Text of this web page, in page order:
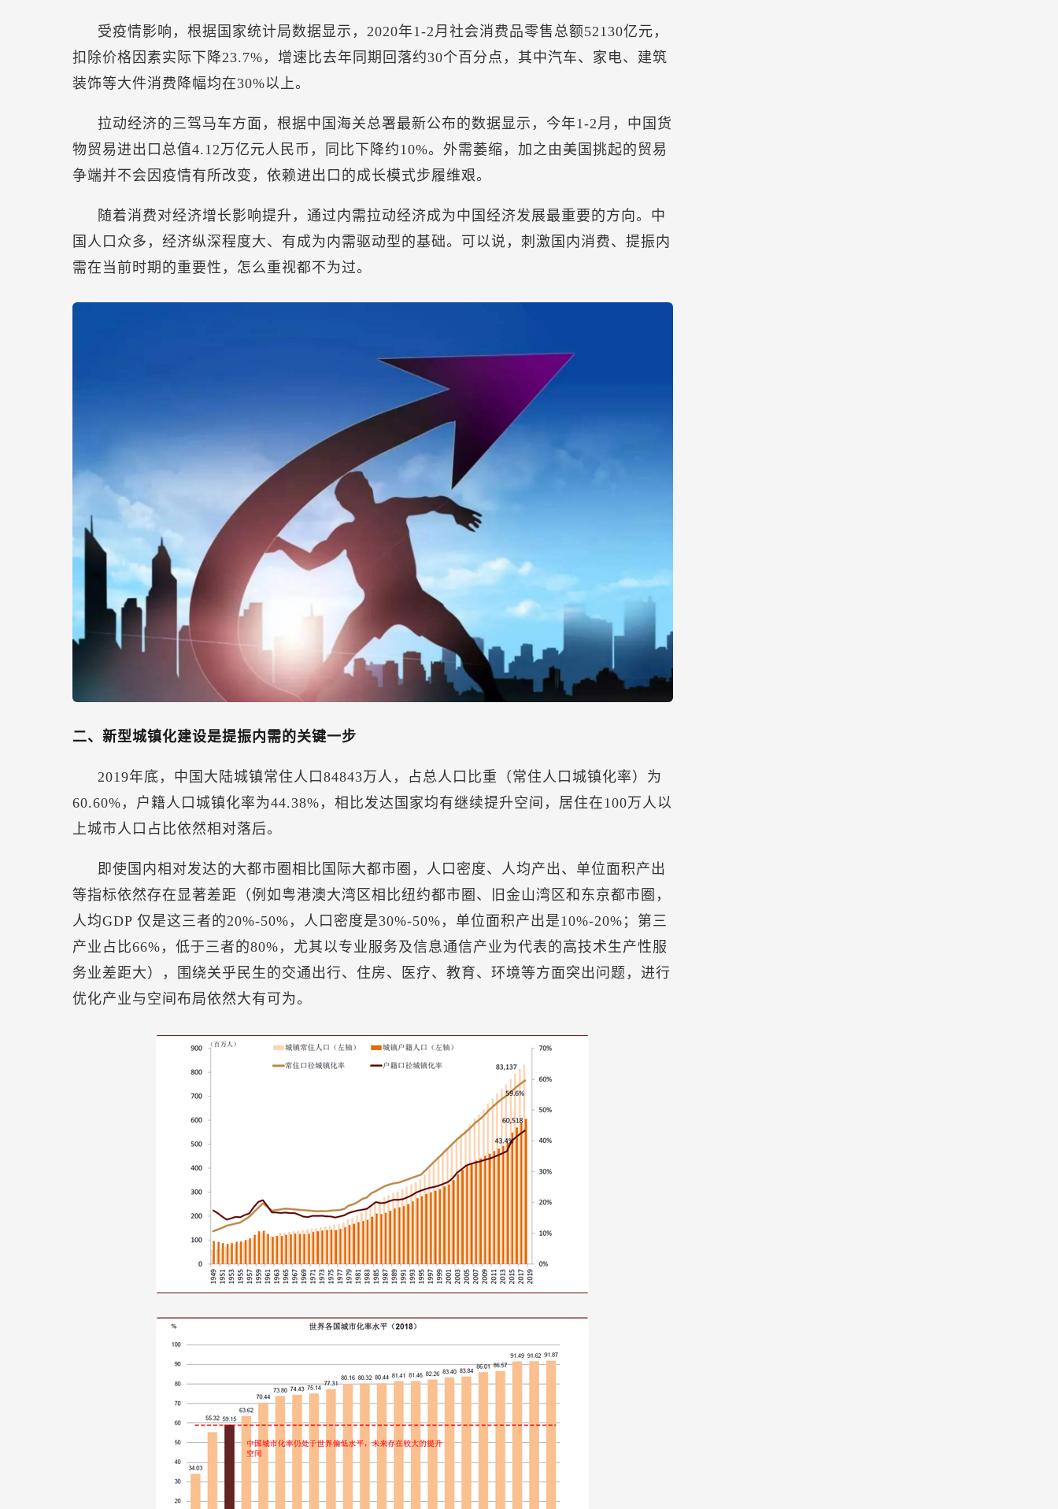
受疫情影响，根据国家统计局数据显示，2020年1-2月社会消费品零售总额52130亿元，
扣除价格因素实际下降23.7%，增速比去年同期回落约30个百分点，其中汽车、家电、建筑
装饰等大件消费降幅均在30%以上。
拉动经济的三驾马车方面，根据中国海关总署最新公布的数据显示，今年1-2月，中国货
物贸易进出口总值4.12万亿元人民币，同比下降约10%。外需萎缩，加之由美国挑起的贸易
争端并不会因疫情有所改变，依赖进出口的成长模式步履维艰。
随着消费对经济增长影响提升，通过内需拉动经济成为中国经济发展最重要的方向。中
国人口众多，经济纵深程度大、有成为内需驱动型的基础。可以说，刺激国内消费、提振内
需在当前时期的重要性，怎么重视都不为过。
二、新型城镇化建设是提振内需的关键一步
2019年底，中国大陆城镇常住人口84843万人，占总人口比重（常住人口城镇化率）为
60.60%，户籍人口城镇化率为44.38%，相比发达国家均有继续提升空间，居住在100万人以
上城市人口占比依然相对落后。
即使国内相对发达的大都市圈相比国际大都市圈，人口密度、人均产出、单位面积产出
等指标依然存在显著差距（例如粤港澳大湾区相比纽约都市圈、旧金山湾区和东京都市圈，
人均GDP 仅是这三者的20%-50%，人口密度是30%-50%，单位面积产出是10%-20%；第三
产业占比66%，低于三者的80%，尤其以专业服务及信息通信产业为代表的高技术生产性服
务业差距大），围绕关乎民生的交通出行、住房、医疗、教育、环境等方面突出问题，进行
优化产业与空间布局依然大有可为。